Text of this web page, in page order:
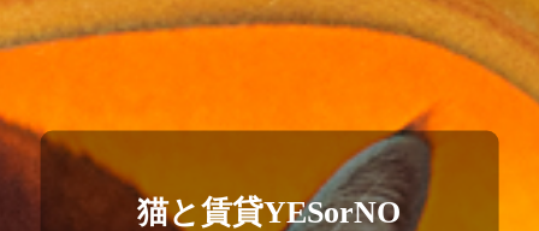
猫と賃貸YESorNO